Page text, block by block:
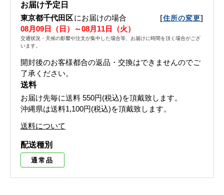
お届け予定日
東京都千代田区にお届けの場合 [住所の変更]
08月09日（日）～08月11日（火）
交通状況・天候の影響や注文が集中した場合等、お届けに時間を頂く場合がござ
います。
開封後のお客様都合の返品・交換はできませんのでご
了承ください。
送料
お届け先毎に送料 550円(税込)を頂戴致します。
沖縄県は送料1,100円(税込)を頂戴致します。
送料について
配送種別
通常品